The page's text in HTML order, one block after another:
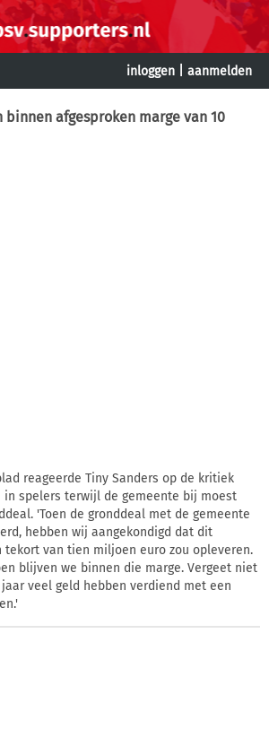
inloggen aanmelden
afgesproken marge van 10
reageerde Tiny Sanders op de kritiek
in spelers terwijl de gemeente bij moest
'Toen de gronddeal met de gemeente
hebben wij aangekondigd dat dit
tekort van tien miljoen euro zou opleveren.
blijven we binnen die marge. Vergeet niet
veel geld hebben verdiend met een